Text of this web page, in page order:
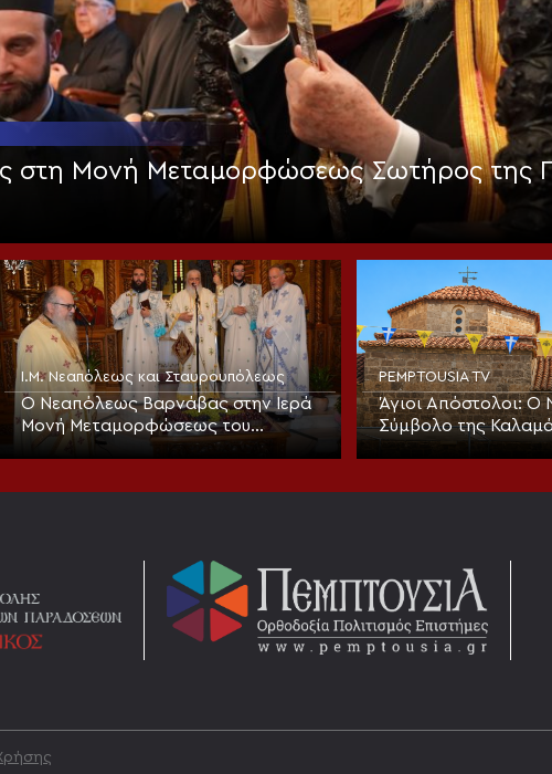
στη Μονή Μεταμορφώσεως Σωτήρος της
Ι.Μ. Νεαπόλεως και Σταυρουπόλεως
Ο Νεαπόλεως Βαρνάβας στην Ιερά
Μονή Μεταμορφώσεως του
Σωτήρος στο Χορτιάτη
PEMPTOUSIA TV
Άγιοι Απόστολοι: Ο
Σύμβολο της